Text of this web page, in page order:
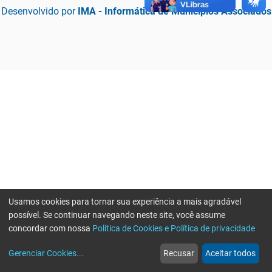
Desenvolvido por IMA - Informática de Municípios Associados
web
Notícias
more_horiz
Mais
Usamos cookies para tornar sua experiência a mais agradável
possível. Se continuar navegando neste site, você assume
concordar com nossa Política de Cookies e Política de privacidade
Gerenciar Cookies... Recusar Aceitar todos
Erro ao enviar informações, por favor tente novamente